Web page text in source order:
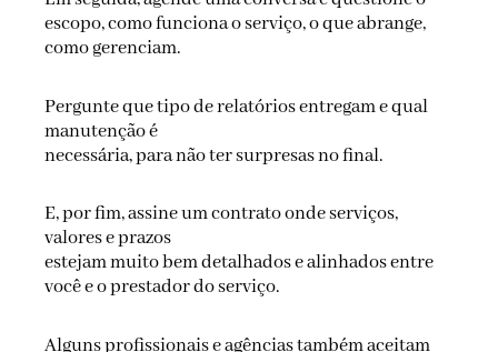
escopo, como funciona o serviço, o que abrange,
como gerenciam.
Pergunte que tipo de relatórios entregam e qual
manutenção é
necessária, para não ter surpresas no final.
E, por fim, assine um contrato onde serviços,
valores e prazos
estejam muito bem detalhados e alinhados entre
você e o prestador do serviço.
Alguns profissionais e agências também aceitam